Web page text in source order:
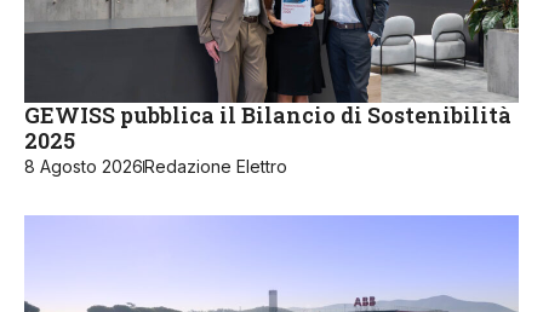
GEWISS pubblica il Bilancio di Sostenibilità
2025
8 Agosto 2026Redazione Elettro